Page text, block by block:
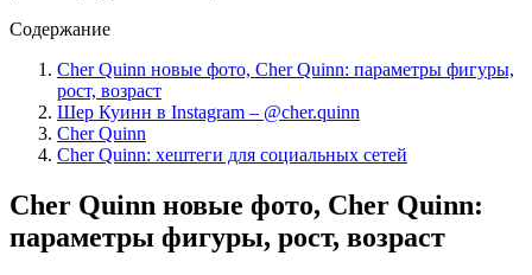
Содержание
Cher Quinn новые фото, Cher Quinn: параметры фигуры,
рост, возраст
Шер Куинн в Instagram – @cher.quinn
Cher Quinn
Cher Quinn: хештеги для социальных сетей
Cher Quinn новые фото, Cher Quinn:
параметры фигуры, рост, возраст